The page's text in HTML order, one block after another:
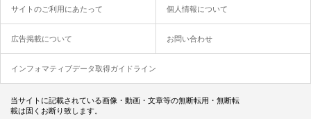
サイトのご利用にあたって 個人情報について
広告掲載について お問い合わせ
インフォマティブデータ取得ガイドライン
当サイトに記載されている画像・動画・文章等の無断転用・無断転
載は固くお断り致します。